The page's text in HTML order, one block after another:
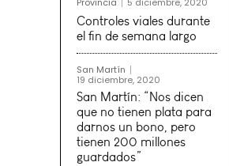
Provincia 5 diciembre, 2020
Controles viales durante
el fin de semana largo
San Martín
19 diciembre, 2020
San Martín: “Nos dicen
que no tienen plata para
darnos un bono, pero
tienen 200 millones
guardados”